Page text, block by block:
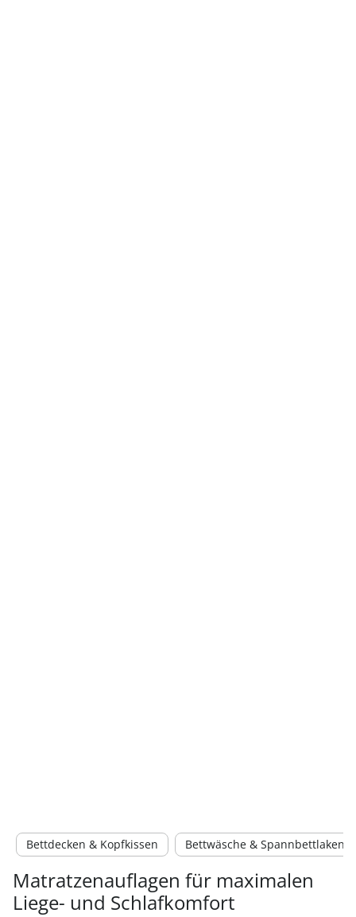
Bettdecken & Kopfkissen Bettwäsche & Spannbettlaken
Matratzenauflagen für maximalen
Liege- und Schlafkomfort